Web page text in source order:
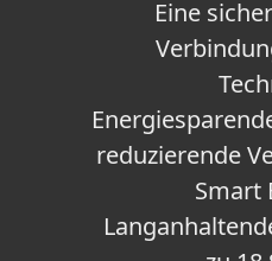
Eine
reduzierende
Smart